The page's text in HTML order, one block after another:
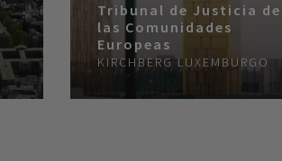
Tribunal de Justicia de
las Comunidades
Europeas
KIRCHBERG LUXEMBURGO